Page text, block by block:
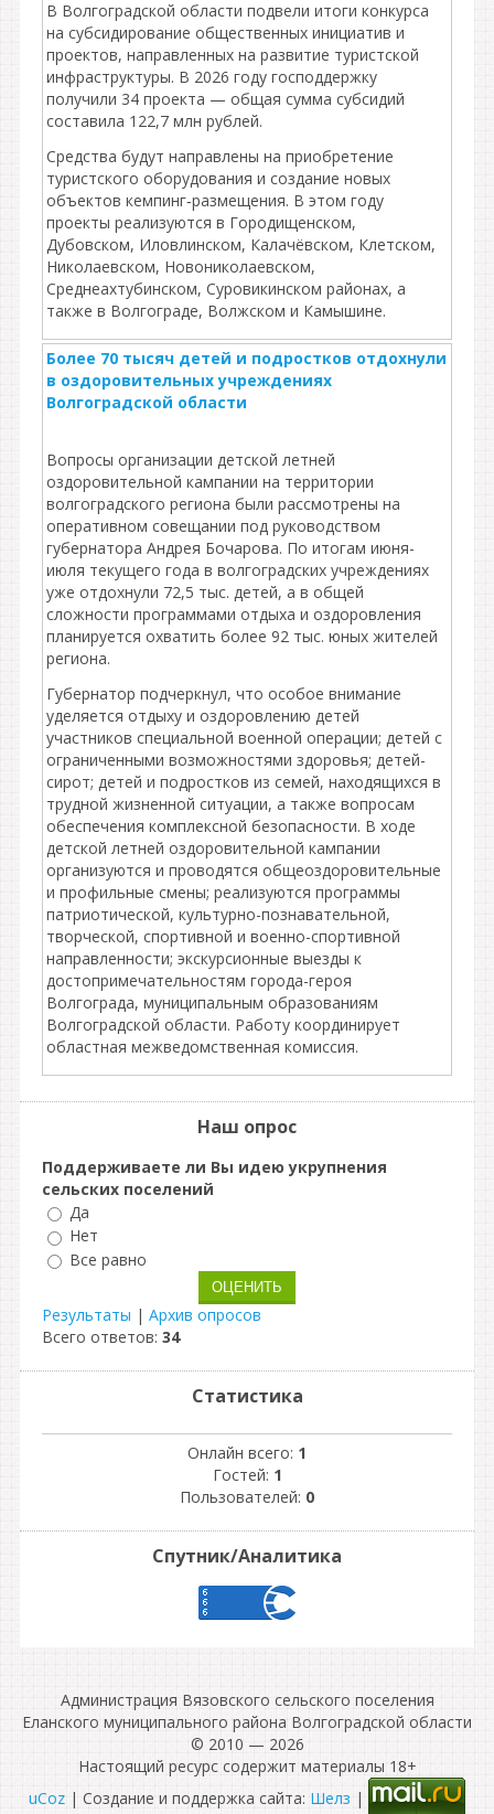
В Волгоградской области подвели итоги конкурса
на субсидирование общественных инициатив и
проектов, направленных на развитие туристской
инфраструктуры. В 2026 году господдержку
получили 34 проекта — общая сумма субсидий
составила 122,7 млн рублей.
Средства будут направлены на приобретение
туристского оборудования и создание новых
объектов кемпинг‑размещения. В этом году
проекты реализуются в Городищенском,
Дубовском, Иловлинском, Калачёвском, Клетском,
Николаевском, Новониколаевском,
Среднеахтубинском, Суровикинском районах, а
также в Волгограде, Волжском и Камышине.
Более 70 тысяч детей и подростков отдохнули
в оздоровительных учреждениях
Волгоградской области
Вопросы организации детской летней
оздоровительной кампании на территории
волгоградского региона были рассмотрены на
оперативном совещании под руководством
губернатора Андрея Бочарова. По итогам июня-
июля текущего года в волгоградских учреждениях
уже отдохнули 72,5 тыс. детей, а в общей
сложности программами отдыха и оздоровления
планируется охватить более 92 тыс. юных жителей
региона.
Губернатор подчеркнул, что особое внимание
уделяется отдыху и оздоровлению детей
участников специальной военной операции; детей с
ограниченными возможностями здоровья; детей-
сирот; детей и подростков из семей, находящихся в
трудной жизненной ситуации, а также вопросам
обеспечения комплексной безопасности. В ходе
детской летней оздоровительной кампании
организуются и проводятся общеоздоровительные
и профильные смены; реализуются программы
патриотической, культурно-познавательной,
творческой, спортивной и военно-спортивной
направленности; экскурсионные выезды к
достопримечательностям города-героя
Волгограда, муниципальным образованиям
Волгоградской области. Работу координирует
областная межведомственная комиссия.
Наш опрос
Поддерживаете ли Вы идею укрупнения
сельских поселений
Да
Нет
Все равно
Результаты | Архив опросов
Всего ответов: 34
Статистика
Онлайн всего: 1
Гостей: 1
Пользователей: 0
Спутник/Аналитика
Администрация Вязовского сельского поселения
Еланского муниципального района Волгоградской области
© 2010 — 2026
Настоящий ресурс содержит материалы 18+
uCoz | Создание и поддержка сайта: Шелз |